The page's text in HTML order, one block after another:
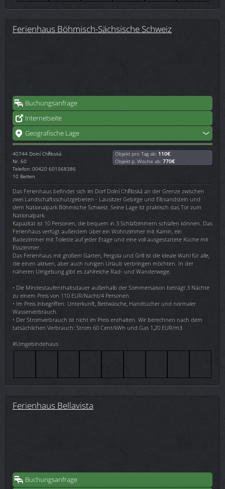
Ferienhaus Böhmisch-Sächsische Schweiz
Buchungsanfrage
Internetseite
Geografische Lage
40744 Dolní Chřibská
Nr. 60
Telefon: 00420 601568386
10 Betten
Objekt pro Tag ab: 110€
Objekt p. Woche ab: 770€
Das Ferienhaus befindet sich im Dorf Dolní Chřibská an der Grenze zwischen
zwei Landschaftsschutzgebieten - Lausitzer Gebirge und Elbsandstein und
dem Nationalpark Böhmische Schweiz. Seine Lage ist praktisch das Tor zum
Nationalpark.
Kapazität ist 10 Personen, die bequem in 3 Schlafzimmern schlafen können. Das
Ferienhaus verfügt außerdem über ein Wohnzimmer mit Kamin, ein
Badezimmer mit Toilette auf jeder Etage und eine voll ausgestattete Küche mit
Esszimmer.
Das Ferienhaus mit großem Garten, Pergola und Grill ist die ideale Wahl für alle,
die einen aktiven, aber auch ruhigen Urlaub verbringen möchten. In der
näheren Umgebung gibt es zahlreiche Rad- und Wanderwege.
• Die Mindestaufenthaltsdauer außerhalb der Sommersaison beträgt 3 Nächte
zu einem Preis von 110 EUR/Nacht/4 Personen.
• Im Preis inbegriffen: Unterkunft, Bettwäsche, Handtücher und normaler
Wasserverbrauch.
• Der Stromverbrauch ist nicht im Preis enthalten. Wir berechnen nach dem
tatsächlichen Verbrauch: Strom 60 Cent/kWh und Gas 1,20 EUR/m3
#Umgebindehaus
Ferienhaus Bellavista
Buchungsanfrage